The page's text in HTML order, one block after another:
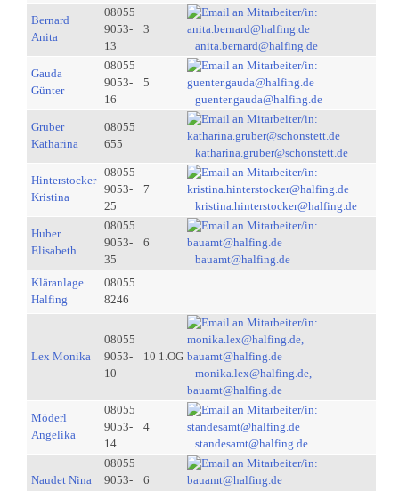
Bernard
Anita
08055
9053-
13
3
anita.bernard@halfing.de
Gauda
Günter
08055
9053-
16
5
guenter.gauda@halfing.de
Gruber
Katharina
08055
655
katharina.gruber@schonstett.de
Hinterstocker
Kristina
08055
9053-
25
7
kristina.hinterstocker@halfing.de
Huber
Elisabeth
08055
9053-
35
6
bauamt@halfing.de
Kläranlage
Halfing
08055
8246
Lex Monika
08055
9053-
10
10 1.OG
monika.lex@halfing.de,
bauamt@halfing.de
Möderl
Angelika
08055
9053-
14
4
standesamt@halfing.de
Naudet Nina
08055
9053-
6